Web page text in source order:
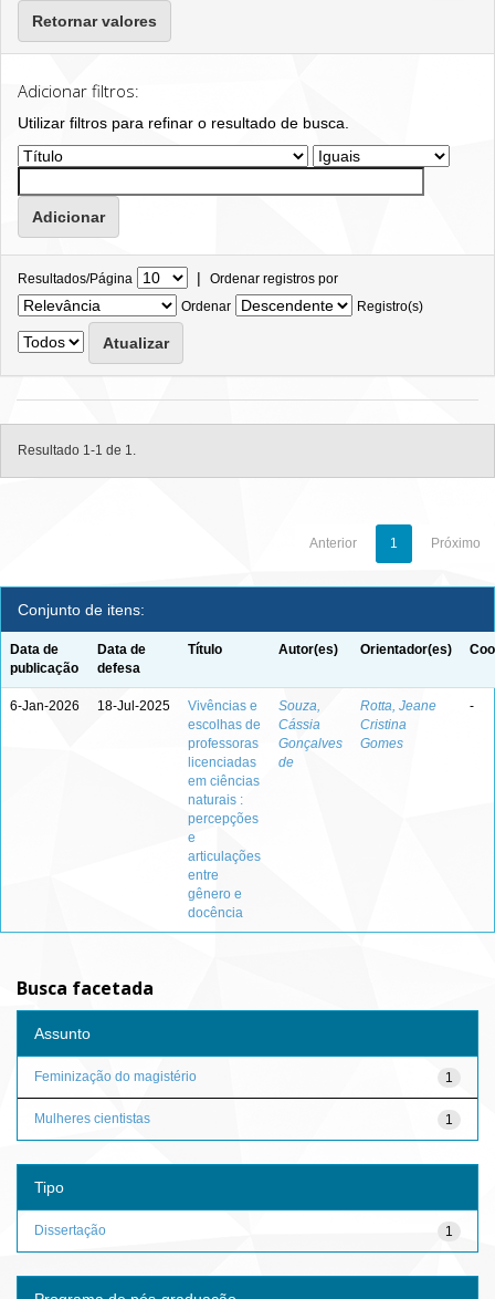
Retornar valores
Adicionar filtros:
Utilizar filtros para refinar o resultado de busca.
Resultados/Página | Ordenar registros por
Ordenar
Registro(s)
Resultado 1-1 de 1.
Anterior 1 Próximo
Conjunto de itens:
Data de
publicação
Data de
defesa
Título Autor(es) Orientador(es)
6-Jan-2026 18-Jul-2025
Vivências e
escolhas de
professoras
licenciadas
em ciências
naturais :
percepções
e
articulações
entre
gênero e
docência
Souza,
Cássia
Gonçalves
de
Rotta, Jeane
Cristina
Gomes
-
Busca facetada
Assunto
1
Feminização do magistério
1
Mulheres cientistas
Tipo
1
Dissertação